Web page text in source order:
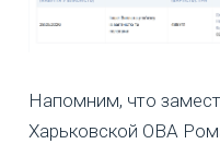
Напомним, что
Харьковской ОВА